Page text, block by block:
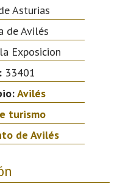
Asturias
de Avilés
Exposicion
33401
Avilés
turismo
de Avilés